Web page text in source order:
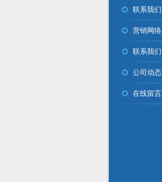
联系我们
营销网络
联系我们
公司动态
在线留言